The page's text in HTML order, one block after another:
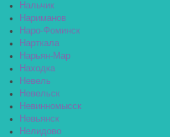
Нальчик
Нариманов
Наро-Фоминск
Нарткала
Нарьян-Мар
Находка
Невель
Невельск
Невинномысск
Невьянск
Нелидово